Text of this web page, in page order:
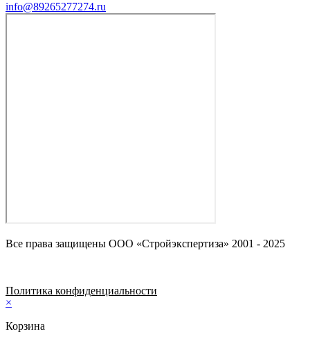
info@89265277274.ru
Все права защищены ООО «Стройэкспертиза» 2001 - 2025
Политика конфиденциальности
×
Корзина